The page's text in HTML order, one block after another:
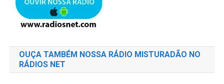
OUÇA TAMBÉM NOSSA RÁDIO MISTURADÃO NO
RÁDIOS NET